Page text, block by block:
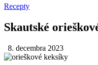
Recepty
Skautské
8. decembra 2023